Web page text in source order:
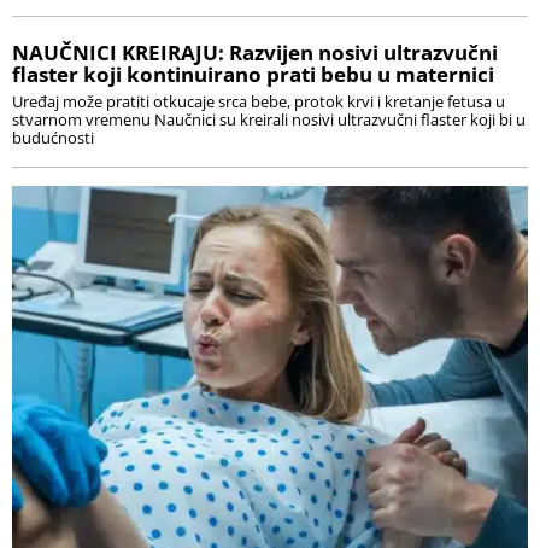
NAUČNICI KREIRAJU: Razvijen nosivi ultrazvučni
flaster koji kontinuirano prati bebu u maternici
Uređaj može pratiti otkucaje srca bebe, protok krvi i kretanje fetusa u
stvarnom vremenu Naučnici su kreirali nosivi ultrazvučni flaster koji bi u
budućnosti